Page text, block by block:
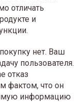
отличать
и
нет. Ваш
пользователя.
отказ
фактом, что он
информацию